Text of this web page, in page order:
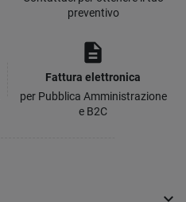
preventivo
description
Fattura elettronica
per Pubblica Amministrazione
e B2C